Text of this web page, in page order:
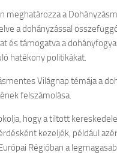
meghatározza a
a dohányzással
és támogatva a
hatékony politikákat.
Világnap témája a
felszámolása.
hogy a tiltott
kezeljék, például
Régióban a